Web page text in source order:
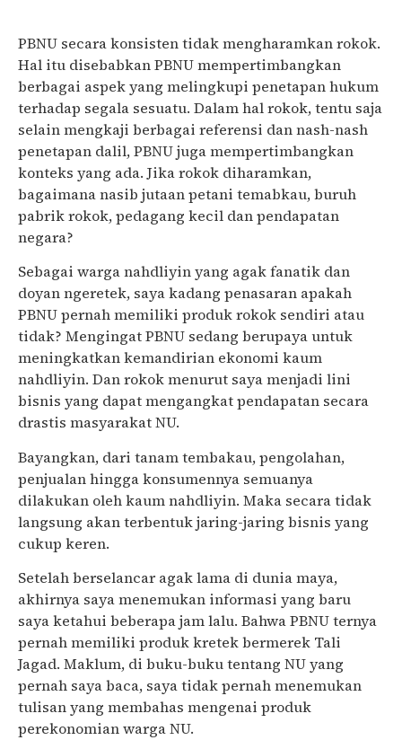
PBNU secara konsisten tidak mengharamkan rokok.
Hal itu disebabkan PBNU mempertimbangkan
berbagai aspek yang melingkupi penetapan hukum
terhadap segala sesuatu. Dalam hal rokok, tentu saja
selain mengkaji berbagai referensi dan nash-nash
penetapan dalil, PBNU juga mempertimbangkan
konteks yang ada. Jika rokok diharamkan,
bagaimana nasib jutaan petani temabkau, buruh
pabrik rokok, pedagang kecil dan pendapatan
negara?
Sebagai warga nahdliyin yang agak fanatik dan
doyan ngeretek, saya kadang penasaran apakah
PBNU pernah memiliki produk rokok sendiri atau
tidak? Mengingat PBNU sedang berupaya untuk
meningkatkan kemandirian ekonomi kaum
nahdliyin. Dan rokok menurut saya menjadi lini
bisnis yang dapat mengangkat pendapatan secara
drastis masyarakat NU.
Bayangkan, dari tanam tembakau, pengolahan,
penjualan hingga konsumennya semuanya
dilakukan oleh kaum nahdliyin. Maka secara tidak
langsung akan terbentuk jaring-jaring bisnis yang
cukup keren.
Setelah berselancar agak lama di dunia maya,
akhirnya saya menemukan informasi yang baru
saya ketahui beberapa jam lalu. Bahwa PBNU ternya
pernah memiliki produk kretek bermerek Tali
Jagad. Maklum, di buku-buku tentang NU yang
pernah saya baca, saya tidak pernah menemukan
tulisan yang membahas mengenai produk
perekonomian warga NU.